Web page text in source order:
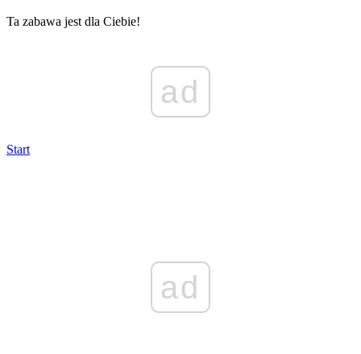
Ta zabawa jest dla Ciebie!
ad
Start
ad